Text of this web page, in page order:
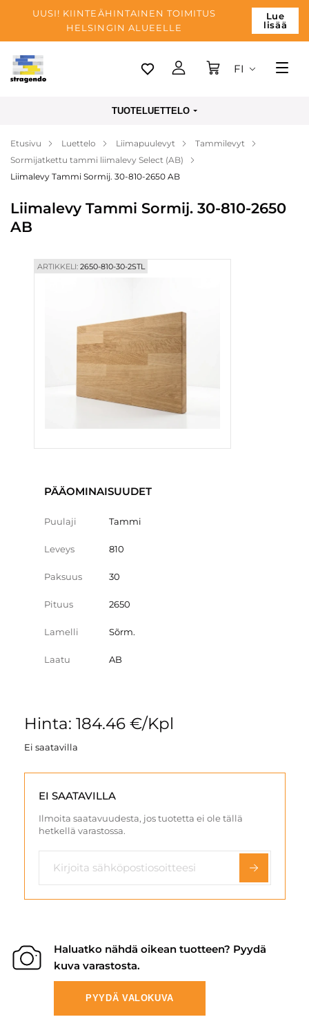
UUSI! KIINTEÄHINTAINEN TOIMITUS
HELSINGIN ALUEELLE
Lue
lisää
Tallinn
Maksu
Yrityksen
Blogi
Yhteystiedot
FI
TUOTELUETTELO
Etusivu Luettelo Liimapuulevyt
Tammilevyt
Sormijatkettu tammi liimalevy Select (AB)
Liimalevy Tammi Sormij. 30-810-2650 AB
Liimalevy Tammi Sormij. 30-810-2650
AB
ARTIKKELI:2650-810-30-2STL
PÄÄOMINAISUUDET
Puulaji Tammi
Leveys 810
Paksuus 30
Pituus 2650
Lamelli Sõrm.
Laatu AB
Hinta: 184.46 €/Kpl
Ei saatavilla
EI SAATAVILLA
Ilmoita saatavuudesta, jos tuotetta ei ole tällä
hetkellä varastossa.
Haluatko nähdä oikean tuotteen? Pyydä
kuva varastosta.
PYYDÄ VALOKUVA